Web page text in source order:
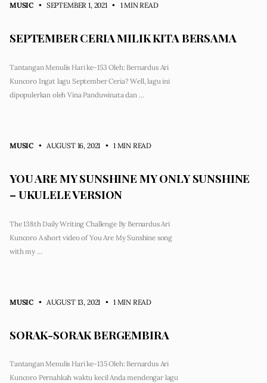
MUSIC • SEPTEMBER 1, 2021 • 1 MIN READ
SEPTEMBER CERIA MILIK KITA BERSAMA
Tantangan Menulis Hari ke-153 Oleh: Bernardus Ari
Kuncoro Ingat lagu September Ceria? Well, lagu ini
dipopulerkan oleh Vina Panduwinata dan …
MUSIC • AUGUST 16, 2021 • 1 MIN READ
YOU ARE MY SUNSHINE MY ONLY SUNSHINE
– UKULELE VERSION
The 138th Daily Writing Challenge By Bernardus Ari
Kuncoro A short video of You Are My Sunshine song
with my …
MUSIC • AUGUST 13, 2021 • 1 MIN READ
SORAK-SORAK BERGEMBIRA
Tantangan Menulis Hari ke-135 Oleh: Bernardus Ari
Kuncoro Pernahkah waktu kecil Anda mendengar lagu